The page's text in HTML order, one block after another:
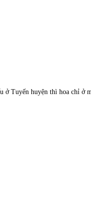
ở Tuyến huyện thì hoa chỉ ở